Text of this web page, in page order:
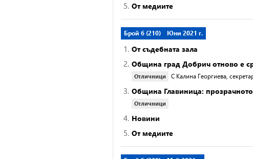
5. От медиите
Брой 6 (210) Юни 2021 г.
1. От съдебната зала
2. Община град Добрич отново e
Отличници С Калина Георгиева,
3. Община Главиница:
Отличници
4. Новини
5. От медиите